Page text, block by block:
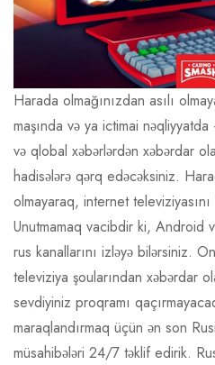
Harada olmağınızdan asılı
maşında və ya ictimai
və qlobal xəbərlərdən xəbərdar
hadisələrə qərq edəcəksiniz.
olmayaraq, internet
Unutmamaq vacibdir ki, Android
rus kanallarını izləyə bilərsiniz.
televiziya şoularından xəbərdar
sevdiyiniz proqramı
maraqlandırmaq üçün ən son
müsahibələri 24/7 təklif edirik.